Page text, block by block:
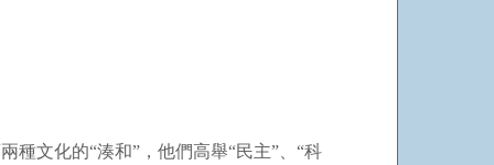
文化的“湊和”，他們高舉“民主”、“科